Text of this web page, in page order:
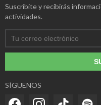
Suscríbite y recibirás
actividades.
SÍGUENOS